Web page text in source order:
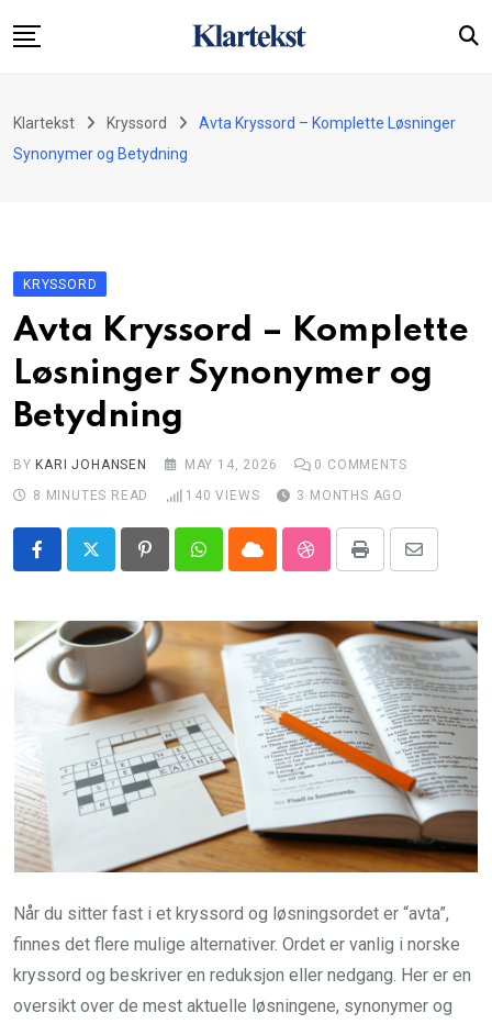
to
Økonomi
Om oss
Kontakt
Klartekst Kryssord
Avta Kryssord – Komplette Løsninger
Synonymer og Betydning
KRYSSORD
Avta Kryssord – Komplette
Løsninger Synonymer og
Betydning
BYKARI JOHANSEN MAY 14, 2026 0 COMMENTS
8 MINUTES READ
140 VIEWS 3 MONTHS AGO
PinterestWhatsappCloud StumbleUpon
Print
Share
Email
Når du sitter fast i et kryssord og løsningsordet er “avta”,
finnes det flere mulige alternativer. Ordet er vanlig i norske
kryssord og beskriver en reduksjon eller nedgang. Her er en
oversikt over de mest aktuelle løsningene, synonymer og